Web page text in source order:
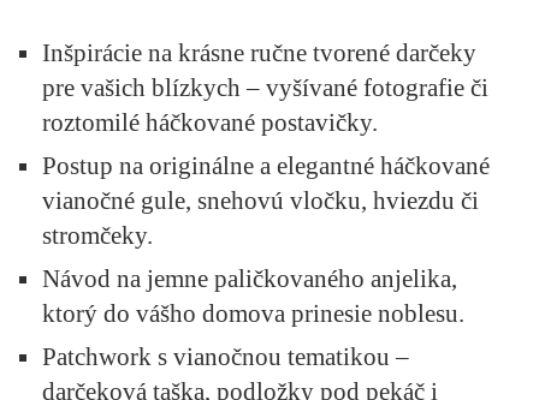
Inšpirácie na krásne ručne tvorené darčeky
pre vašich blízkych – vyšívané fotografie či
roztomilé háčkované postavičky.
Postup na originálne a elegantné háčkované
vianočné gule, snehovú vločku, hviezdu či
stromčeky.
Návod na jemne paličkovaného anjelika,
ktorý do vášho domova prinesie noblesu.
Patchwork s vianočnou tematikou –
darčeková taška, podložky pod pekáč i